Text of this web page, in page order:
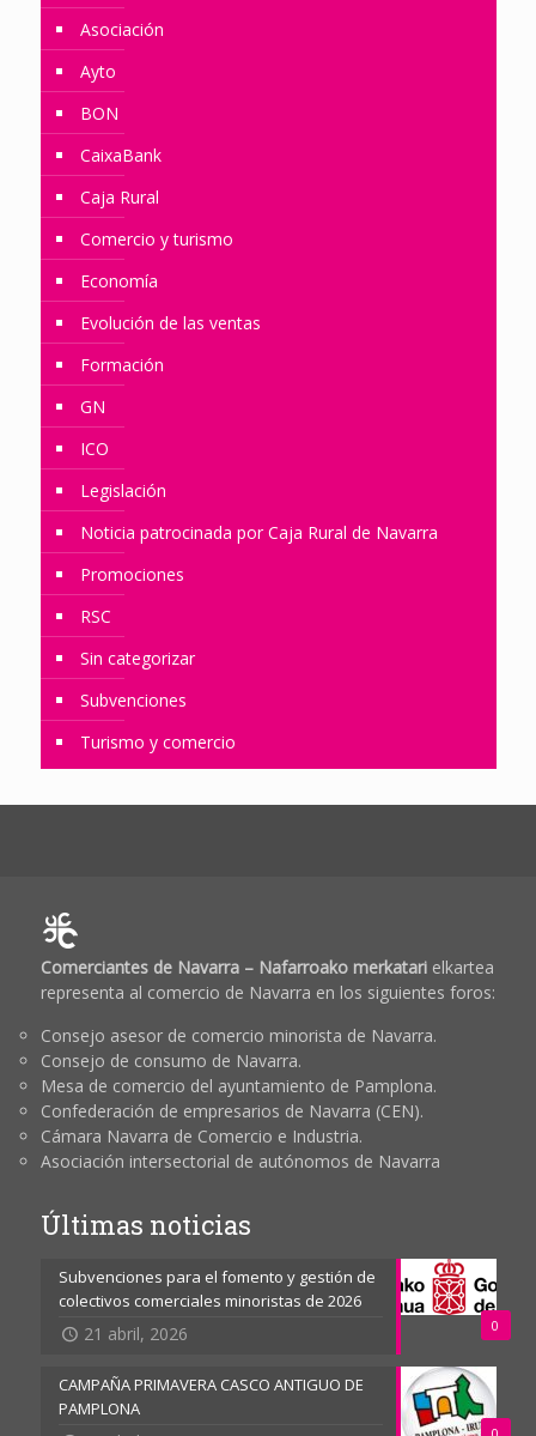
Asociación
Ayto
BON
CaixaBank
Caja Rural
Comercio y turismo
Economía
Evolución de las ventas
Formación
GN
ICO
Legislación
Noticia patrocinada por Caja Rural de Navarra
Promociones
RSC
Sin categorizar
Subvenciones
Turismo y comercio
Comerciantes de Navarra – Nafarroako merkatarielkartea
representa al comercio de Navarra en los siguientes foros:
Consejo asesor de comercio minorista de Navarra.
Consejo de consumo de Navarra.
Mesa de comercio del ayuntamiento de Pamplona.
Confederación de empresarios de Navarra (CEN).
Cámara Navarra de Comercio e Industria.
Asociación intersectorial de autónomos de Navarra
Últimas noticias
0
Subvenciones para el fomento y gestión de
colectivos comerciales minoristas de 2026
21 abril, 2026
CAMPAÑA PRIMAVERA CASCO ANTIGUO DE
PAMPLONA